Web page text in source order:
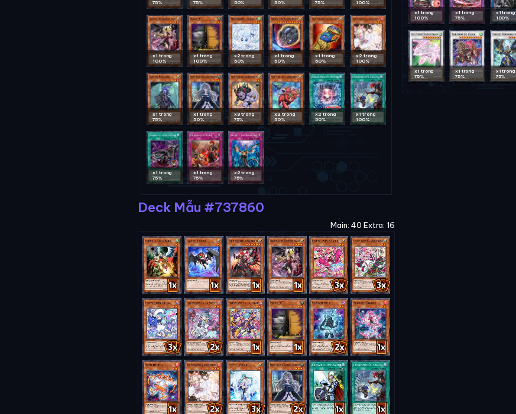
75%
75%
50%
50%
75%
100%
x1 trong
100%
x1 trong
100%
x2 trong
50%
x1 trong
50%
x1 trong
50%
x2 trong
100%
x1 trong
75%
x1 trong
50%
x3 trong
75%
x3 trong
50%
x2 trong
50%
x1 trong
100%
x1 trong
75%
x1 trong
75%
x2 trong
75%
x1 trong
100%
x1 trong
75%
x1 trong
100%
x1 trong
75%
x1 trong
75%
x1 trong
75%
Deck Mẫu #737860
Main: 40 Extra: 16